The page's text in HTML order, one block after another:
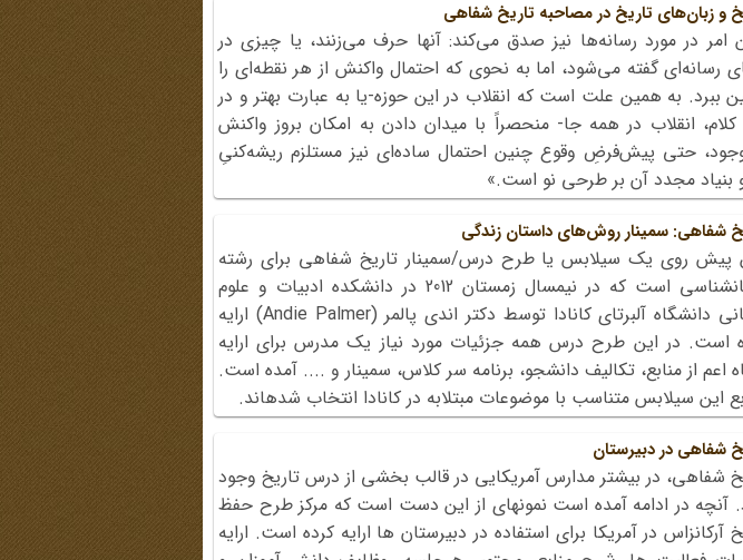
و زبان‌های تاریخ در مصاحبه تاریخ شفاهی
امر در مورد رسانه‌ها نیز صدق می‌کند: آنها حرف می‌زنند، یا چیزی در
رسانه‌ای گفته می‌شود، اما به نحوی که احتمال واکنش از هر نقطه‌ای را
ببرد. به همین علت است که انقلاب در این حوزه-یا به عبارت بهتر و در
انقلاب در همه جا- منحصراً با میدان دادن به امکان بروز واکنش
حتی پیش‌فرضِ وقوع چنین احتمال ساده‌ای نیز مستلزم ریشه‌کنیِ
بنیاد مجدد آن بر طرحی نو است.»
شفاهی: سمینار روش‌های داستان زندگی
پیش روی یک سیلابس یا طرح درس/سمینار تاریخ شفاهی برای رشته
انسان‏شناسی است که در نیمسال زمستان 2012 در دانشکده ادبیات و علوم
انسانی دانشگاه آلبرتای کانادا توسط دکتر اندی پالمر (Andie Palmer) ارایه
است. در این طرح درس همه جزئیات مورد نیاز یک مدرس برای ارایه
اعم از منابع، تکالیف دانشجو، برنامه سر کلاس، سمینار و .... آمده است.
این سیلابس متناسب با موضوعات مبتلابه در کانادا انتخاب شده‏اند.
شفاهی در دبیرستان
شفاهی، در بیشتر مدارس آمریکایی در قالب بخشی از درس تاریخ وجود
آنچه در ادامه آمده است نمونه‏ای از این دست است که مرکز طرح حفظ
آرکانزاس در آمریکا برای استفاده در دبیرستان ها ارایه کرده است. ارایه